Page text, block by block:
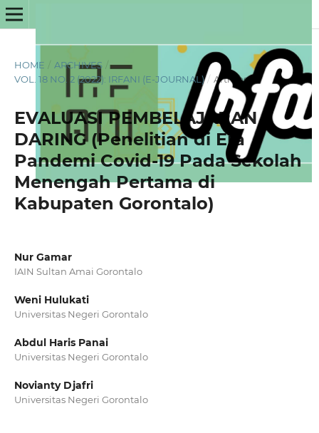
HOME ARCHIVES
VOL. 18 NO. 2 (2022): IRFANI (E-JOURNAL) / Articles
EVALUASI PEMBELAJARAN
DARING (Penelitian di Era
Pandemi Covid-19 Pada Sekolah
Menengah Pertama di
Kabupaten Gorontalo)
Nur Gamar
IAIN Sultan Amai Gorontalo
Weni Hulukati
Universitas Negeri Gorontalo
Abdul Haris Panai
Universitas Negeri Gorontalo
Novianty Djafri
Universitas Negeri Gorontalo